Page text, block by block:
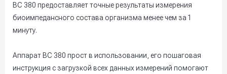
BC 380 предоставляет точные результаты измерения
биоимпедансного состава организма менее чем за 1
минуту.
Аппарат BC 380 прост в использовании, его пошаговая
инструкция с загрузкой всех данных измерений помогают